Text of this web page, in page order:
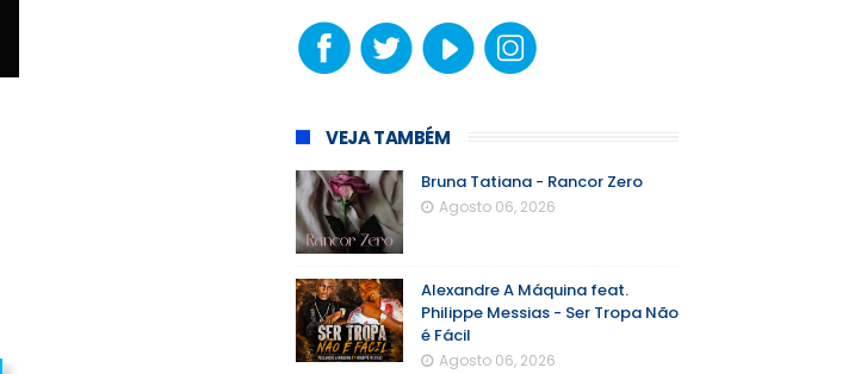
VEJA TAMBÉM
Bruna Tatiana - Rancor Zero
Agosto 06, 2026
Alexandre A Máquina feat.
Philippe Messias - Ser Tropa Não
é Fácil
Agosto 06, 2026